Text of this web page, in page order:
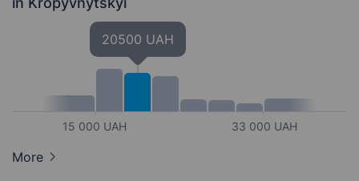
15 000 UAH
20500 UAH
33 000 UAH
More